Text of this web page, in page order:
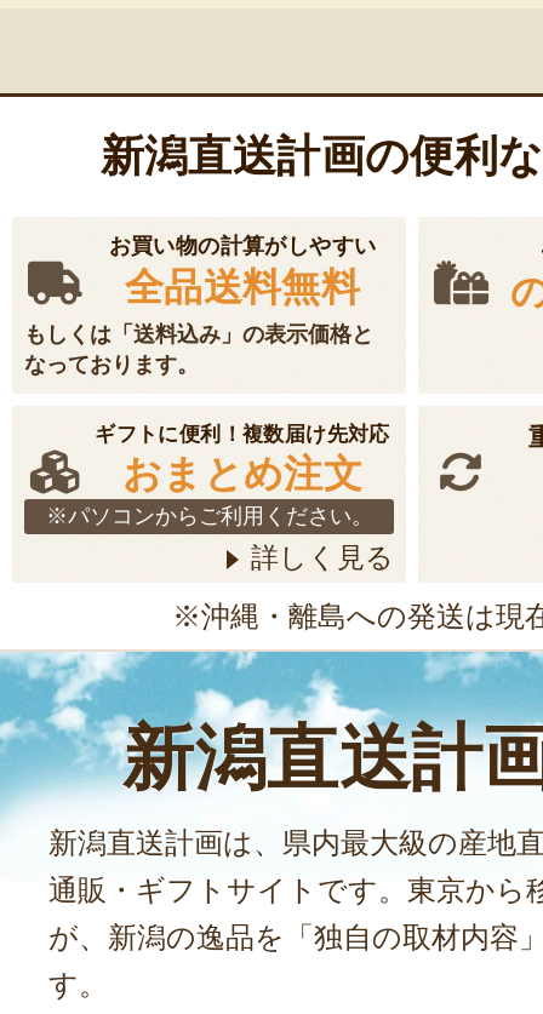
お客様の声 64
発送時期：通年
発送目安：3～5日
賞味期限：製造日
￥2,800 ～(送料
受付中
令和7年度米 新
別栽培米）
お客様の声 1件
発送時期：11月上
発送目安：3～5日
賞味期限：風味の
米後1ヵ月以内に
￥3,600～ (送料
受付中 のし可 定
令和7年度米 新
（有機JAS認証
新潟直送計画の便利
お買い物の計算がしやすい
全品送料無料
もしくは「送料込み」の表示価格と
なっております。
ギフトに便利！複数届け先対応
おまとめ注文
※パソコンからご利用ください。
詳しく見る
※沖縄・離島への発送は現
新潟直送計
新潟直送計画は、県内最大級の産地
通販・ギフトサイトです。東京から
が、新潟の逸品を「独自の取材内容
す。